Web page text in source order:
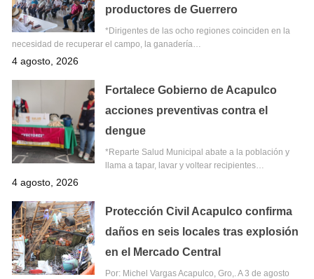
productores de Guerrero
*Dirigentes de las ocho regiones coinciden en la
necesidad de recuperar el campo, la ganadería…
4 agosto, 2026
Fortalece Gobierno de Acapulco
acciones preventivas contra el
dengue
*Reparte Salud Municipal abate a la población y
llama a tapar, lavar y voltear recipientes…
4 agosto, 2026
Protección Civil Acapulco confirma
daños en seis locales tras explosión
en el Mercado Central
Por: Michel Vargas Acapulco, Gro,. A 3 de agosto